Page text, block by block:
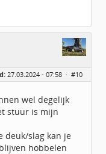
27.03.2024 - 07:58 · #10
wel degelijk
stuur is mijn
deuk/slag kan je
hobbelen